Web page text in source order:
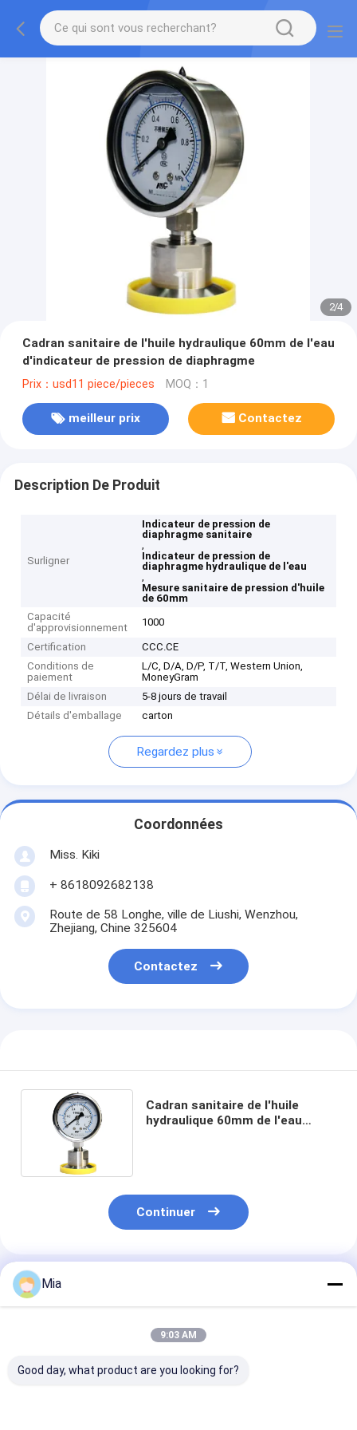
2/4
Cadran sanitaire de l'huile hydraulique 60mm de l'eau
d'indicateur de pression de diaphragme
Prix：usd11 piece/pieces MOQ：1
meilleur prix Contactez
Description De Produit
Surligner
Indicateur de pression de
diaphragme sanitaire
,
Indicateur de pression de
diaphragme hydraulique de l'eau
,
Mesure sanitaire de pression d'huile
de 60mm
Capacité
d'approvisionnement
1000
Certification
CCC.CE
Conditions de
paiement
L/C, D/A, D/P, T/T, Western Union,
MoneyGram
Délai de livraison
5-8 jours de travail
Détails d'emballage
carton
Regardez plus
Coordonnées
Miss. Kiki
+ 8618092682138
Route de 58 Longhe, ville de Liushi, Wenzhou,
Zhejiang, Chine 325604
Contactez
Cadran sanitaire de l'huile
hydraulique 60mm de l'eau
Continuer
Produits Recommandés
Mia
9:03 AM
Good day, what product are you looking for?